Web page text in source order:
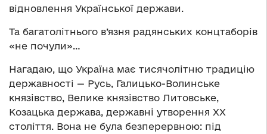
відновлення Української держави.
Та багатолітнього в’язня радянських концтаборів
«не почули»…
Нагадаю, що Україна має тисячолітню традицію
державності — Русь, Галицько-Волинське
князівство, Велике князівство Литовське,
Козацька держава, державні утворення ХХ
століття. Вона не була безперервною: під